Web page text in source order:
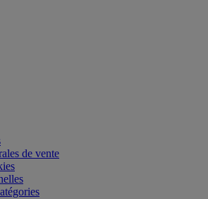
de vente